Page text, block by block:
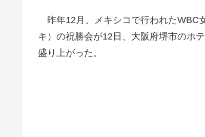
昨年12月、メキシコで行われたWBC
キ）の祝勝会が12日、大阪府堺市のホ
盛り上がった。